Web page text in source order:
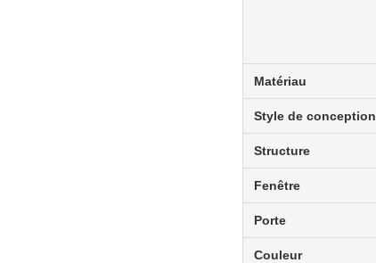
Matériau
Style de conception
Structure
Fenêtre
Porte
Couleur